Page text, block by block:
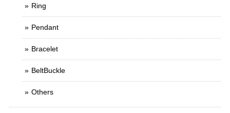
Ring
Pendant
Bracelet
BeltBuckle
Others